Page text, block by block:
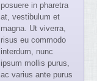
posuere in pharetra
at, vestibulum et
magna. Ut viverra,
risus eu commodo
interdum, nunc
ipsum mollis purus,
ac varius ante purus